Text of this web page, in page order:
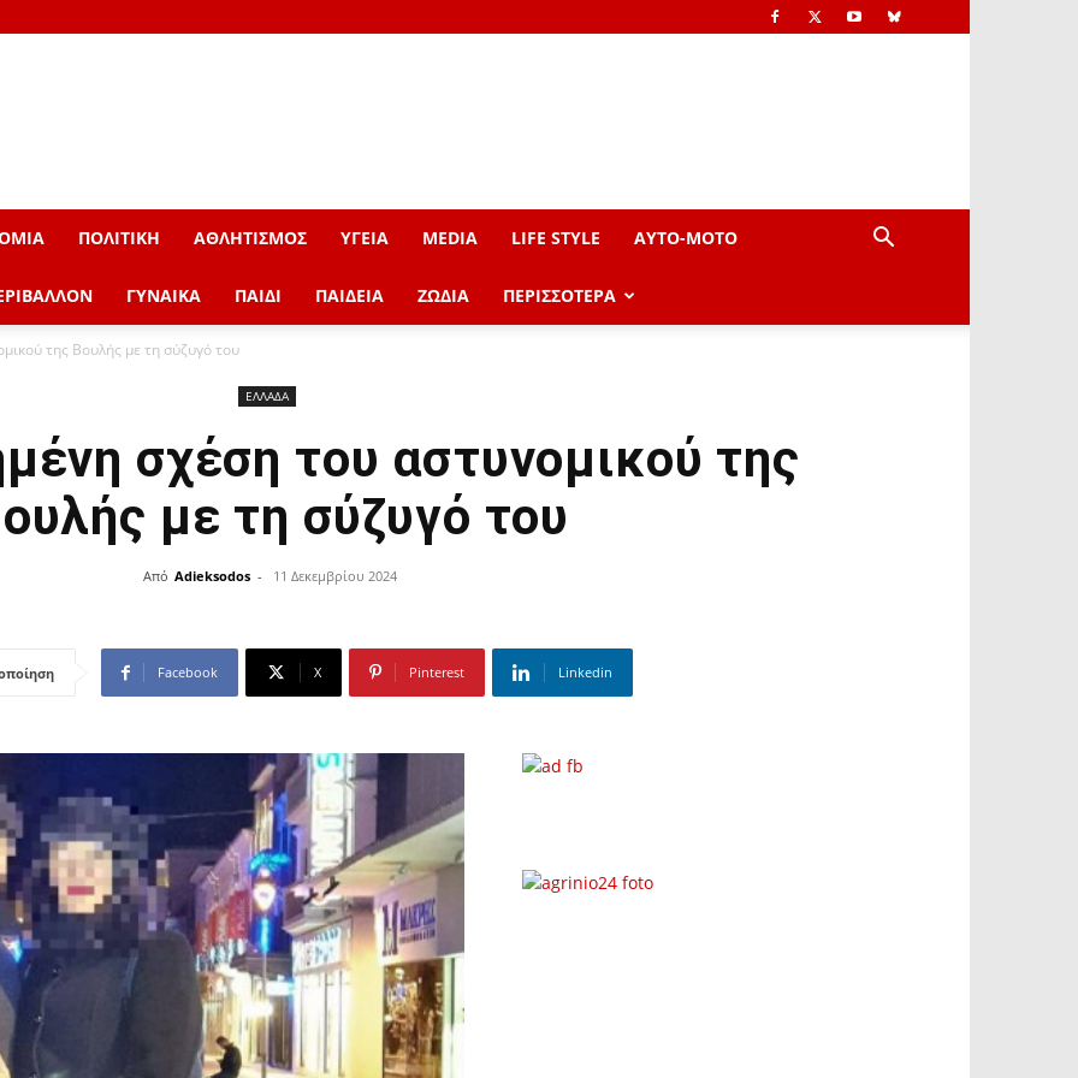
ΠΟΛΙΤΙΚΗ ΑΘΛΗΤΙΣΜΟΣ ΥΓΕΙΑ MEDIA LIFE STYLE AYTO-ΜOTO
ΓΥΝΑΙΚΑ ΠΑΙΔΙ ΠΑΙΔΕΙΑ ΖΩΔΙΑ ΠΕΡΙΣΣΟΤΕΡΑ
της Βουλής με τη σύζυγό του
ΕΛΛΑΔΑ
σχέση του αστυνομικού της
με τη σύζυγό του
Από Adieksodos - 11 Δεκεμβρίου 2024
Facebook X Pinterest Linkedin